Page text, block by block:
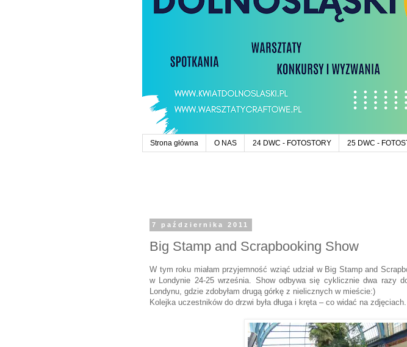
Strona główna O NAS 24 DWC - FOTOSTORY 25 DWC -
7 października 2011
Big Stamp and Scrapbooking Show
W tym roku miałam przyjemność wziąć udział w Big Stamp and
w Londynie 24-25 września. Show odbywa się cyklicznie dwa razy
Londynu, gdzie zdobyłam drugą górkę z nielicznych w mieście:)
Kolejka uczestników do drzwi była długa i kręta – co widać na zdjęciach.